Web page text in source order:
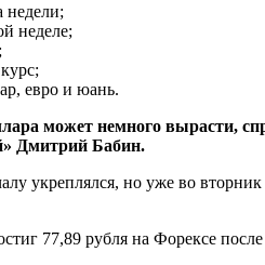
недели;
неделе;
евро и юань.
может немного вырасти,
Дмитрий Бабин.
укреплялся, но уже во
77,89 рубля на Форексе